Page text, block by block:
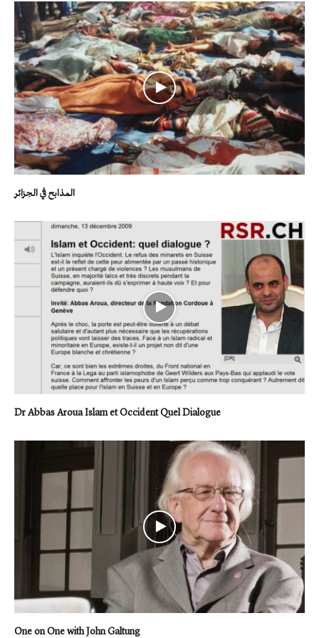
المذابح في الجزائر
Dr Abbas Aroua Islam et Occident Quel Dialogue
One on One with John Galtung